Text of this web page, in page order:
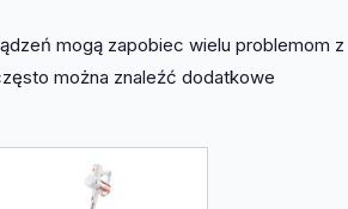
mogą zapobiec wielu problemom z
można znaleźć dodatkowe